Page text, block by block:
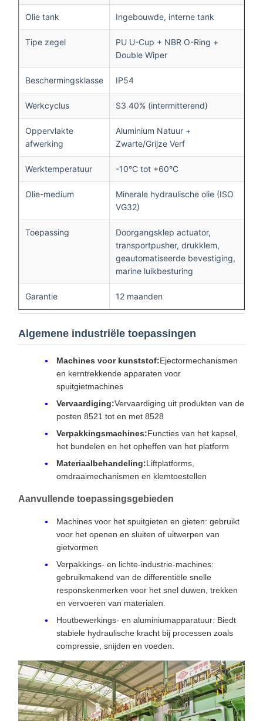
Olie tank Ingebouwde, interne tank
Tipe zegel
PU U-Cup + NBR O-Ring +
Double Wiper
Beschermingsklasse IP54
Werkcyclus S3 40% (intermitterend)
Oppervlakte
afwerking
Aluminium Natuur +
Zwarte/Grijze Verf
Werktemperatuur -10°C tot +60°C
Olie-medium
Minerale hydraulische olie (ISO
VG32)
Toepassing
Doorgangsklep actuator,
transportpusher, drukklem,
geautomatiseerde bevestiging,
marine luikbesturing
Garantie 12 maanden
Algemene industriële toepassingen
Machines voor kunststof:Ejectormechanismen
en kerntrekkende apparaten voor
spuitgietmachines
Vervaardiging:Vervaardiging uit produkten van de
posten 8521 tot en met 8528
Verpakkingsmachines:Functies van het kapsel,
het bundelen en het opheffen van het platform
Materiaalbehandeling:Liftplatforms,
omdraaimechanismen en klemtoestellen
Aanvullende toepassingsgebieden
Machines voor het spuitgieten en gieten: gebruikt
voor het openen en sluiten of uitwerpen van
gietvormen
Verpakkings- en lichte-industrie-machines:
gebruikmakend van de differentiële snelle
responskenmerken voor het snel duwen, trekken
en vervoeren van materialen.
Houtbewerkings- en aluminiumapparatuur: Biedt
stabiele hydraulische kracht bij processen zoals
compressie, snijden en voeden.